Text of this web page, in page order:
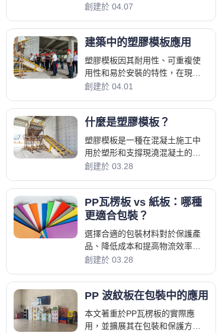
中作為隔板。它們提供了一種簡
穩定性並保護貨物在運輸過程中
創建於 04.07
建築中的塑膠模板應用
塑膠模板因其耐用性、可重複使
用性和易於安裝的特性，在現代
建築中被廣泛應用。它適用於各
高效率並降低長期成本。 牆壁和
柱子
創建於 04.01
什麼是塑膠模板？
塑膠模板是一種在混凝土施工中
用於塑形和支撐現澆混凝土的可
重複使用系統。 與傳統的膠合板
烯 (PP) 材料製成，提供更好的耐
用性、防水性
創建於 03.28
PP瓦楞板 vs 紙板：哪種
更適合包裝？
選擇合適的包裝材料對於保護產
品、降低成本和提高物流效率至
關重要。 兩種常用的材料是紙板
使用，但它們提供了截然不同的 p
創建於 03.28
PP 波紋板在包裝中的應用
本文著重於PP瓦楞板的實際應
用，並擴展其在包裝和保護方面